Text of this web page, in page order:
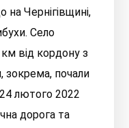
Чернігівщині,
Село
від кордону з
зокрема, почали
24 лютого 2022
дорога та